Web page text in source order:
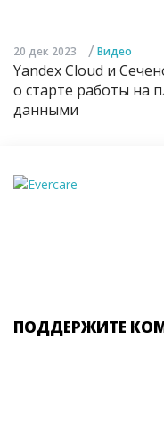
20 дек 2023 / Видео
Yandex Cloud и
о старте работы на
данными
ПОДДЕРЖИТЕ